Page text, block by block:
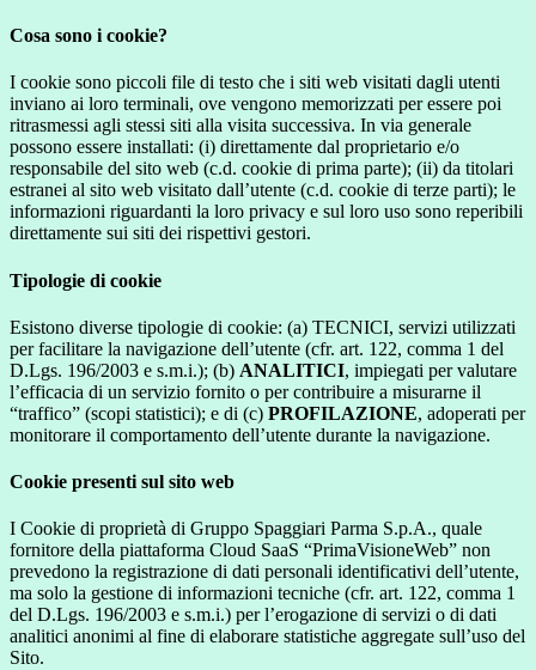
Cosa sono i cookie?
I cookie sono piccoli file di testo che i siti web visitati dagli utenti
inviano ai loro terminali, ove vengono memorizzati per essere poi
ritrasmessi agli stessi siti alla visita successiva. In via generale
possono essere installati: (i) direttamente dal proprietario e/o
responsabile del sito web (c.d. cookie di prima parte); (ii) da titolari
estranei al sito web visitato dall’utente (c.d. cookie di terze parti); le
informazioni riguardanti la loro privacy e sul loro uso sono reperibili
direttamente sui siti dei rispettivi gestori.
Tipologie di cookie
Esistono diverse tipologie di cookie: (a) TECNICI, servizi utilizzati
per facilitare la navigazione dell’utente (cfr. art. 122, comma 1 del
D.Lgs. 196/2003 e s.m.i.); (b) ANALITICI, impiegati per valutare
l’efficacia di un servizio fornito o per contribuire a misurarne il
“traffico” (scopi statistici); e di (c) PROFILAZIONE, adoperati per
monitorare il comportamento dell’utente durante la navigazione.
Cookie presenti sul sito web
I Cookie di proprietà di Gruppo Spaggiari Parma S.p.A., quale
fornitore della piattaforma Cloud SaaS “PrimaVisioneWeb” non
prevedono la registrazione di dati personali identificativi dell’utente,
ma solo la gestione di informazioni tecniche (cfr. art. 122, comma 1
del D.Lgs. 196/2003 e s.m.i.) per l’erogazione di servizi o di dati
analitici anonimi al fine di elaborare statistiche aggregate sull’uso del
Sito.